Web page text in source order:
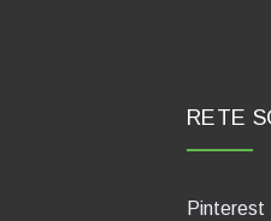
RETE
Pinterest